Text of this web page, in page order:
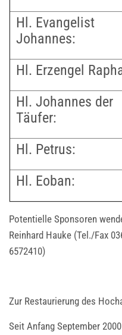
Hl. Evangelist
Johannes:
Hl. Erzengel
Hl. Johannes der
Täufer:
Hl. Petrus:
Hl. Eoban:
Potentielle Sponsoren
Reinhard Hauke (Tel./Fax
6572410)
Zur Restaurierung des
Seit Anfang September